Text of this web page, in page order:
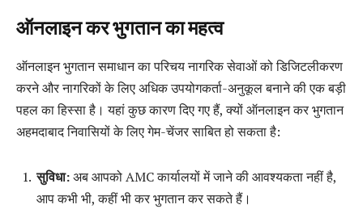
ऑनलाइन कर भुगतान का महत्व
ऑनलाइन भुगतान समाधान का परिचय नागरिक सेवाओं को डिजिटलीकरण
करने और नागरिकों के लिए अधिक उपयोगकर्ता-अनुकूल बनाने की एक बड़ी
पहल का हिस्सा है। यहां कुछ कारण दिए गए हैं, क्यों ऑनलाइन कर भुगतान
अहमदाबाद निवासियों के लिए गेम-चेंजर साबित हो सकता है:
सुविधा:अब आपको AMC कार्यालयों में जाने की आवश्यकता नहीं है,
आप कभी भी, कहीं भी कर भुगतान कर सकते हैं।